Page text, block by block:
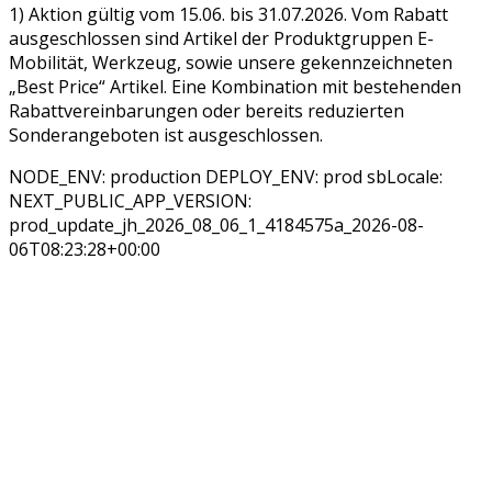
1) Aktion gültig vom 15.06. bis 31.07.2026. Vom Rabatt
ausgeschlossen sind Artikel der Produktgruppen E-
Mobilität, Werkzeug, sowie unsere gekennzeichneten
„Best Price“ Artikel. Eine Kombination mit bestehenden
Rabattvereinbarungen oder bereits reduzierten
Sonderangeboten ist ausgeschlossen.
NODE_ENV: production DEPLOY_ENV: prod sbLocale:
NEXT_PUBLIC_APP_VERSION:
prod_update_jh_2026_08_06_1_4184575a_2026-08-
06T08:23:28+00:00